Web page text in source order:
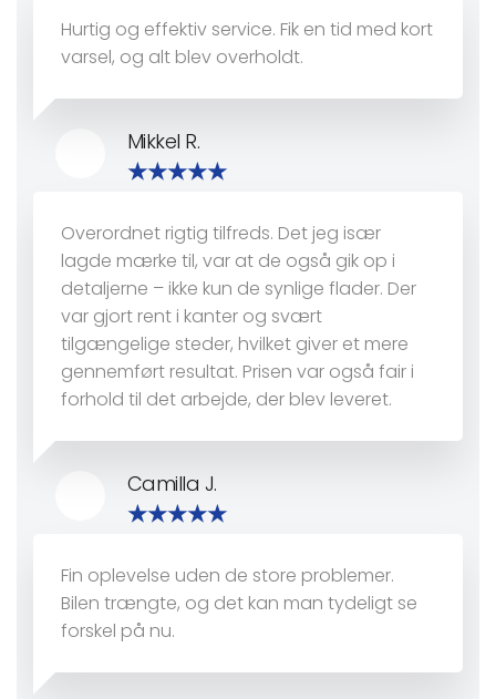
Hurtig og effektiv service. Fik en tid med kort
varsel, og alt blev overholdt.
Mikkel R.
Overordnet rigtig tilfreds. Det jeg især
lagde mærke til, var at de også gik op i
detaljerne – ikke kun de synlige flader. Der
var gjort rent i kanter og svært
tilgængelige steder, hvilket giver et mere
gennemført resultat. Prisen var også fair i
forhold til det arbejde, der blev leveret.
Camilla J.
Fin oplevelse uden de store problemer.
Bilen trængte, og det kan man tydeligt se
forskel på nu.